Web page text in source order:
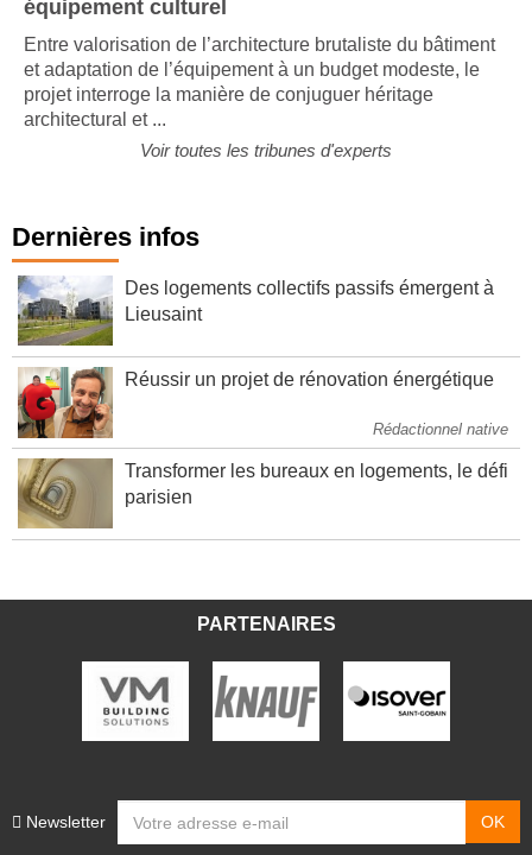
équipement culturel
Entre valorisation de l’architecture brutaliste du bâtiment
et adaptation de l’équipement à un budget modeste, le
projet interroge la manière de conjuguer héritage
Dernières infos
Des logements collectifs passifs émergent à
Rédactionnel native
Transformer les bureaux en logements, le défi